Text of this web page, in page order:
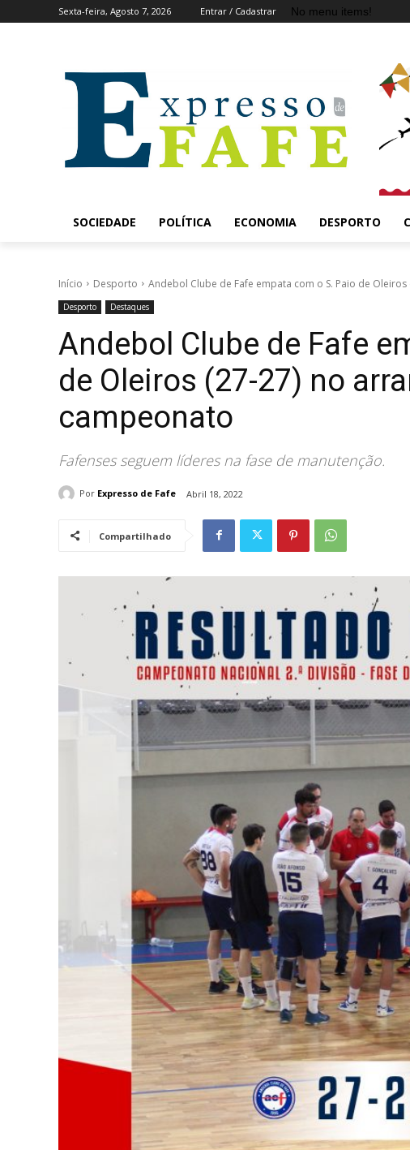
Sexta-feira, Agosto 7, 2026 Entrar / Cadastrar No menu items!
SOCIEDADE POLÍTICA ECONOMIA DESPORTO
Início Desporto Andebol Clube de Fafe empata com o S. Paio de Oleiros
Desporto Destaques
Andebol Clube de Fafe
de Oleiros (27-27) no
campeonato
Fafenses seguem líderes na fase de manutenção.
Por Expresso de Fafe Abril 18, 2022
Compartilhado